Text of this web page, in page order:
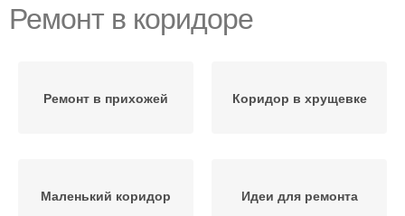
Ремонт в коридоре
Ремонт в прихожей Коридор в хрущевке
Маленький коридор Идеи для ремонта